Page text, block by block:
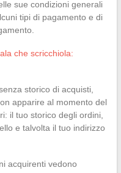
sue condizioni generali
tipi di pagamento e di
che scricchiola:
storico di acquisti,
apparire al momento del
il tuo storico degli ordini,
e talvolta il tuo indirizzo
acquirenti vedono